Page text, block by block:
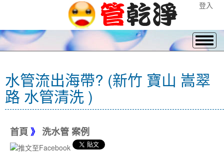
登入
水管流出海帶? (新竹 寶山 嵩翠
路 水管清洗 )
首頁 》 洗水管 案例